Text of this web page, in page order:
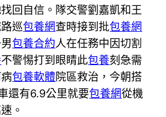
回自信。隊交警劉嘉凱和王
巡包養網查時接到批包養網
包養合約人在任務中因切割
不警惕打到眼睛此包養刻急需
包養軟體院區救治，今朝搭
還有6.9公里就要包養網從機
。